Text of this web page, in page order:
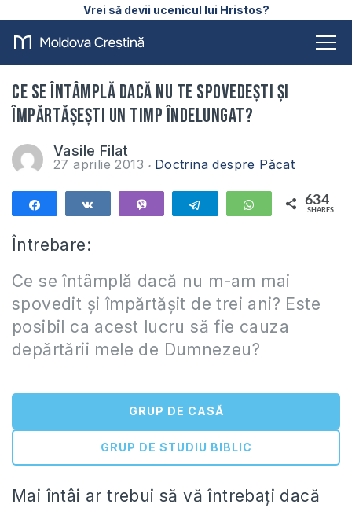
Vrei să devii ucenicul lui Hristos?
Ce se întâmplă dacă nu te spovedești și
împărtășești un timp îndelungat?
Vasile Filat
27 aprilie 2013 Doctrina despre Păcat
Telegram WhatsApp
634
SHARES
Întrebare:
Ce se întâmplă dacă nu m-am mai
spovedit și împărtășit de trei ani? Este
posibil ca acest lucru să fie cauza
depărtării mele de Dumnezeu?
GRUP DE CASĂ
GRUP DE STUDIU BIBLIC
Mai întâi ar trebui să vă întrebați dacă